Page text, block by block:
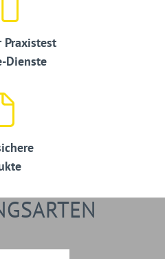
Praxistest
Dienste